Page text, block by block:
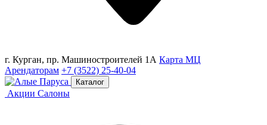
г. Курган, пр. Машиностроителей 1А Карта МЦ
Арендаторам +7 (3522) 25-40-04
Каталог
Акции Салоны